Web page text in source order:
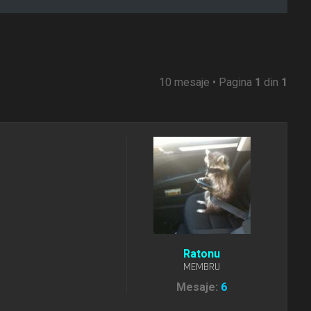
10 mesaje • Pagina 1 din 1
Ratonu
MEMBRU
Mesaje: 6